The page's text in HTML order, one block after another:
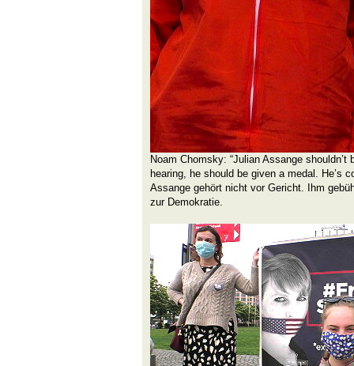
Noam Chomsky: “Julian Assange
hearing, he should be given a medal. He’s
Assange gehört nicht vor Gericht. Ihm
zur Demokratie.